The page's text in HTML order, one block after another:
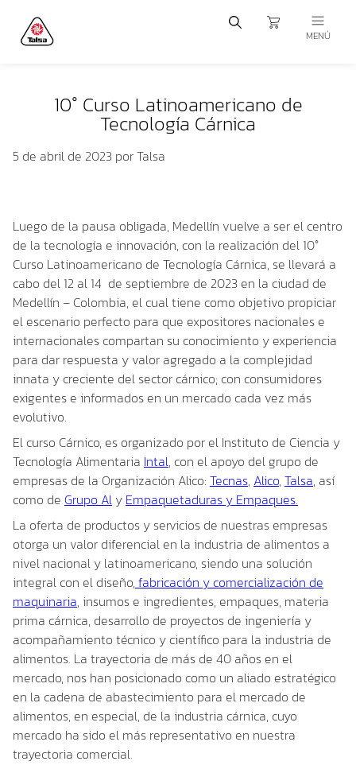
MENÚ
10° Curso Latinoamericano de
Tecnología Cárnica
5 de abril de 2023 por Talsa
Luego de la pausa obligada, Medellín vuelve a ser el centro
de la tecnología e innovación, con la realización del 10°
Curso Latinoamericano de Tecnología Cárnica, se llevará a
cabo del 12 al 14 de septiembre de 2023 en la ciudad de
Medellín – Colombia, el cual tiene como objetivo propiciar
el escenario perfecto para que expositores nacionales e
internacionales compartan su conocimiento y experiencia
para dar respuesta y valor agregado a la complejidad
innata y creciente del sector cárnico; con consumidores
exigentes e informados en un mercado cada vez más
evolutivo.
El curso Cárnico, es organizado por el Instituto de Ciencia y
Tecnología Alimentaria Intal, con el apoyo del grupo de
empresas de la Organización Alico: Tecnas, Alico, Talsa, así
como de Grupo Al y Empaquetaduras y Empaques.
La oferta de productos y servicios de nuestras empresas
otorga un valor diferencial en la industria de alimentos a
nivel nacional y latinoamericano, siendo una solución
integral con el diseño, fabricación y comercialización de
maquinaria, insumos e ingredientes, empaques, materia
prima cárnica, desarrollo de proyectos de ingeniería y
acompañamiento técnico y científico para la industria de
alimentos. La trayectoria de más de 40 años en el
mercado, nos han posicionado como un aliado estratégico
en la cadena de abastecimiento para el mercado de
alimentos, en especial, de la industria cárnica, cuyo
mercado ha sido el más representativo en nuestra
trayectoria comercial.